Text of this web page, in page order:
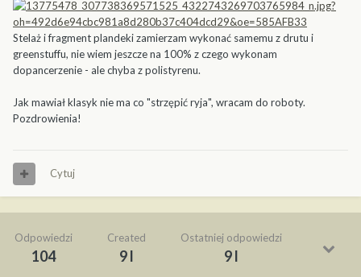
Stelaż i fragment plandeki zamierzam wykonać samemu z drutu i
greenstuffu, nie wiem jeszcze na 100% z czego wykonam
dopancerzenie - ale chyba z polistyrenu.
Jak mawiał klasyk nie ma co "strzępić ryja", wracam do roboty.
Pozdrowienia!
Cytuj
Odpowiedzi
104
Created
9 l
Ostatniej odpowiedzi
9 l